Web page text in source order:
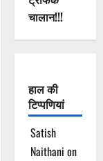
चालान!!!
हाल की
टिप्पणियां
Satish
Naithani on